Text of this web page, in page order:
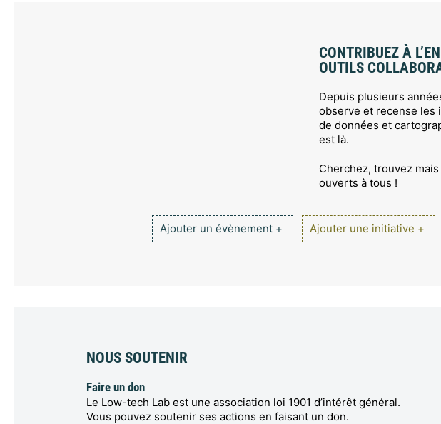
CONTRIBUEZ À
OUTILS
Depuis plusieurs
observe et recense les
de données et
est là.
Cherchez, trouvez
ouverts à tous !
Ajouter un évènement + Ajouter une initiative +
NOUS SOUTENIR
Faire un don
Le Low-tech Lab est une association loi 1901 d’intérêt général.
Vous pouvez soutenir ses actions en faisant un don.